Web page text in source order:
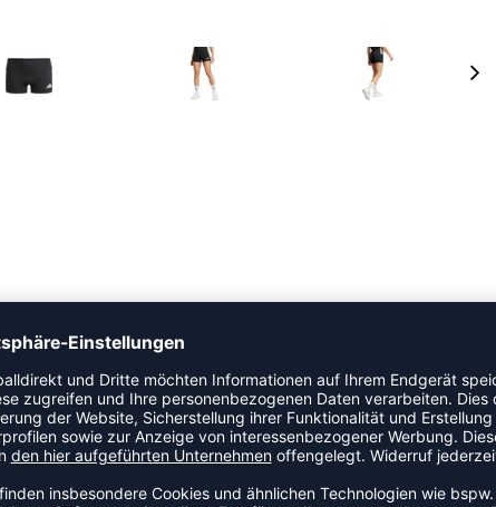
Inches Shorts. Diese eng anliegenden Shorts bestehen aus
und bieten sowohl Vielseitigkeit als auch hervorragende
Mesh sorgt für optimalen Halt, während die nahtlose